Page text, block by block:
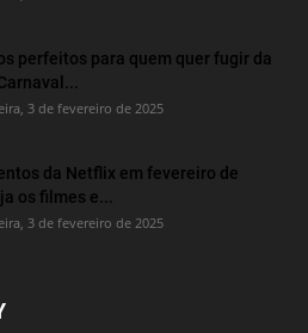
perfeitos para quem quer fugir da
3 de fevereiro de 2025
da Netflix em fevereiro de
os filmes e...
3 de fevereiro de 2025